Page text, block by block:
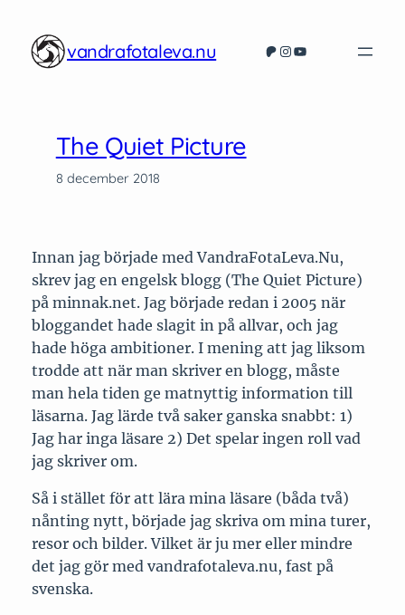
innehåll
vandrafotaleva.nu Patreon
Instagram
YouTube
The Quiet Picture
8 december 2018
Innan jag började med VandraFotaLeva.Nu,
skrev jag en engelsk blogg (The Quiet Picture)
på minnak.net. Jag började redan i 2005 när
bloggandet hade slagit in på allvar, och jag
hade höga ambitioner. I mening att jag liksom
trodde att när man skriver en blogg, måste
man hela tiden ge matnyttig information till
läsarna. Jag lärde två saker ganska snabbt: 1)
Jag har inga läsare 2) Det spelar ingen roll vad
jag skriver om.
Så i stället för att lära mina läsare (båda två)
nånting nytt, började jag skriva om mina turer,
resor och bilder. Vilket är ju mer eller mindre
det jag gör med vandrafotaleva.nu, fast på
svenska.